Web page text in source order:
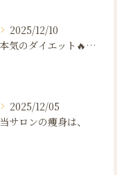
2025/12/10
本気のダイエット🔥🔥🔥
2025/12/05
当サロンの痩身は、